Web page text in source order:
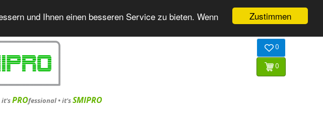
Zustimmen
und Ihnen einen besseren Service zu bieten. Wenn
it'sPROfessional•it'sSMIPRO
0
0